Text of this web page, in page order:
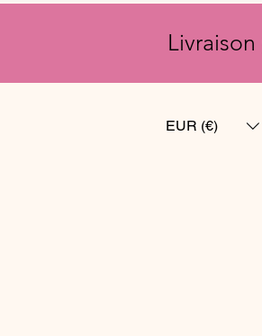
Livraison
EUR (€)